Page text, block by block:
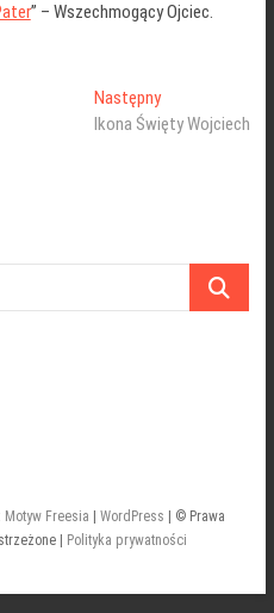
” – Wszechmogący Ojciec.
NastępnyNastępny
wpis:
Ikona Święty Wojciech
Szukaj
Motyw Freesia WordPress | © Prawa
|
Polityka prywatności